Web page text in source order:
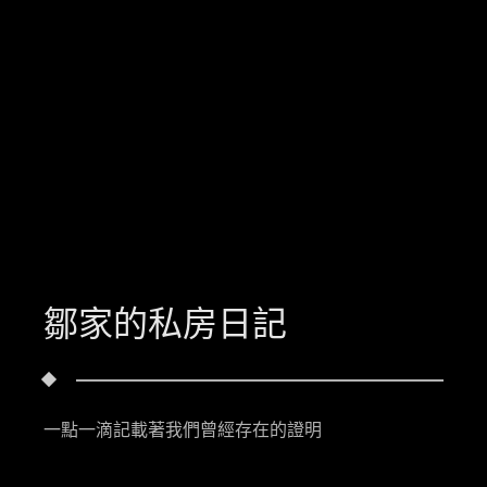
鄒家的私房日記
一點一滴記載著我們曾經存在的證明